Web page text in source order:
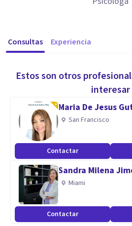
Consultas Experiencia
Estos son otros
interesar
Maria De Jesus
San Francisco
Contactar
Sandra Milena
Miami
Contactar